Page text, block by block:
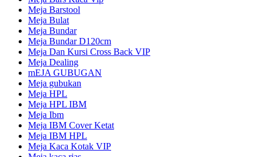
Meja Barstool
Meja Bulat
Meja Bundar
Meja Bundar D120cm
Meja Dan Kursi Cross Back VIP
Meja Dealing
mEJA GUBUGAN
Meja gubukan
Meja HPL
Meja HPL IBM
Meja Ibm
Meja IBM Cover Ketat
Meja IBM HPL
Meja Kaca Kotak VIP